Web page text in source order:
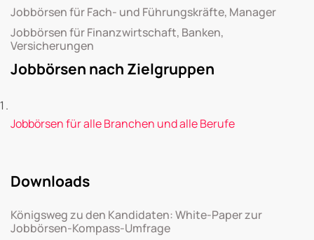
Jobbörsen für Fach- und Führungskräfte, Manager
Jobbörsen für Finanzwirtschaft, Banken,
Versicherungen
Jobbörsen nach Zielgruppen
Jobbörsen für alle Branchen und alle Berufe
Downloads
Königsweg zu den Kandidaten: White-Paper zur
Jobbörsen-Kompass-Umfrage